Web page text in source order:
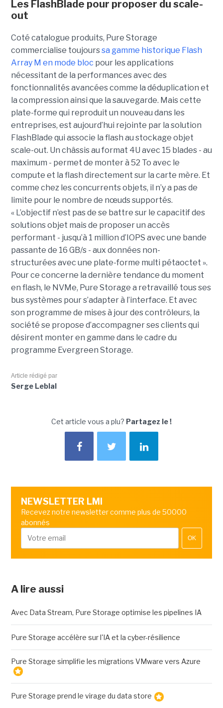
Les FlashBlade pour proposer du scale-
out
Coté catalogue produits, Pure Storage
commercialise toujourssa gamme historique Flash
Array M en mode bloc pour les applications
nécessitant de la performances avec des
fonctionnalités avancées comme la déduplication et
la compression ainsi que la sauvegarde. Mais cette
plate-forme qui reproduit un nouveau dans les
entreprises, est aujourd’hui rejointe par la solution
FlashBlade qui associe la flash au stockage objet
scale-out. Un châssis au format 4U avec 15 blades - au
maximum - permet de monter à 52 To avec le
compute et la flash directement sur la carte mère. Et
comme chez les concurrents objets, il n’y a pas de
limite pour le nombre de nœuds supportés.
« L’objectif n’est pas de se battre sur le capacitif des
solutions objet mais de proposer un accès
performant - jusqu’à 1 million d’IOPS avec une bande
passante de 16 GB/s - aux données non-
structurées avec une plate-forme multi pétaoctet ».
Pour ce concerne la dernière tendance du moment
en flash, le NVMe, Pure Storage a retravaillé tous ses
bus systèmes pour s’adapter à l’interface. Et avec
son programme de mises à jour des contrôleurs, la
société se propose d’accompagner ses clients qui
désirent monter en gamme dans le cadre du
programme Evergreen Storage.
Article rédigé par
Serge Leblal
Cet article vous a plu? Partagez le !
NEWSLETTER LMI
Recevez notre newsletter comme plus de 50000
abonnés
OK
A lire aussi
Avec Data Stream, Pure Storage optimise les pipelines IA
Pure Storage accélère sur l'IA et la cyber-résilience
Pure Storage simplifie les migrations VMware vers Azure
Pure Storage prend le virage du data store